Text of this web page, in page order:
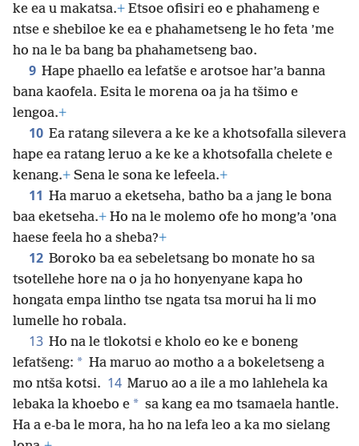
ke ea u makatsa.+ Etsoe ofisiri eo e phahameng e
ntse e shebiloe ke ea e phahametseng le ho feta ’me
ho na le ba bang ba phahametseng bao.
9 Hape phaello ea lefatše e arotsoe har’a banna
bana kaofela. Esita le morena oa ja ha tšimo e
lengoa.+
10 Ea ratang silevera a ke ke a khotsofalla silevera
hape ea ratang leruo a ke ke a khotsofalla chelete e
kenang.+ Sena le sona ke lefeela.+
11 Ha maruo a eketseha, batho ba a jang le bona
baa eketseha.+ Ho na le molemo ofe ho mong’a ’ona
haese feela ho a sheba?+
12 Boroko ba ea sebeletsang bo monate ho sa
tsotellehe hore na o ja ho honyenyane kapa ho
hongata empa lintho tse ngata tsa morui ha li mo
lumelle ho robala.
13 Ho na le tlokotsi e kholo eo ke e boneng
lefatšeng: * Ha maruo ao motho a a bokeletseng a
mo ntša kotsi. 14 Maruo ao a ile a mo lahlehela ka
lebaka la khoebo e * sa kang ea mo tsamaela hantle.
Ha a e-ba le mora, ha ho na lefa leo a ka mo sielang